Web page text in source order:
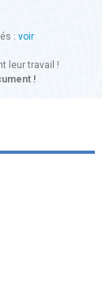
: voir
leur travail !
!